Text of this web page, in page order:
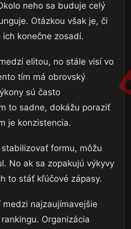
neho sa buduje celý
Otázkou však je, či
konečne zosadí.
elitou, no stále visí vo
tím má obrovský
sú často
to sadne, dokážu poraziť
je konzistencia.
formu, môžu
No ak sa zopakujú výkyvy
to stáť kľúčové zápasy.
najzaujímavejšie
Organizácia